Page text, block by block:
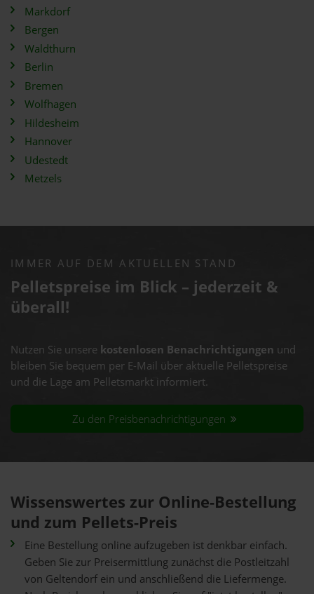
Markdorf
Bergen
Waldthurn
Berlin
Bremen
Wolfhagen
Hildesheim
Hannover
Udestedt
Metzels
IMMER AUF DEM AKTUELLEN STAND
Pelletspreise im Blick – jederzeit &
überall!
Nutzen Sie unsere kostenlosen Benachrichtigungen und
bleiben Sie bequem per E-Mail über aktuelle Pelletspreise
und die Lage am Pelletsmarkt informiert.
Zu den Preisbenachrichtigungen
Wissenswertes zur Online-Bestellung
und zum Pellets-Preis
Eine Bestellung online aufzugeben ist denkbar einfach.
Geben Sie zur Preisermittlung zunächst die Postleitzahl
von Geltendorf ein und anschließend die Liefermenge.